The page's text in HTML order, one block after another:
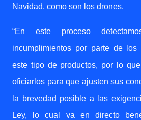
Navidad, como son los drones.
“En este proceso
incumplimientos por parte de
este tipo de productos, por lo
oficiarlos para que ajusten sus
la brevedad posible a las
Ley, lo cual va en directo